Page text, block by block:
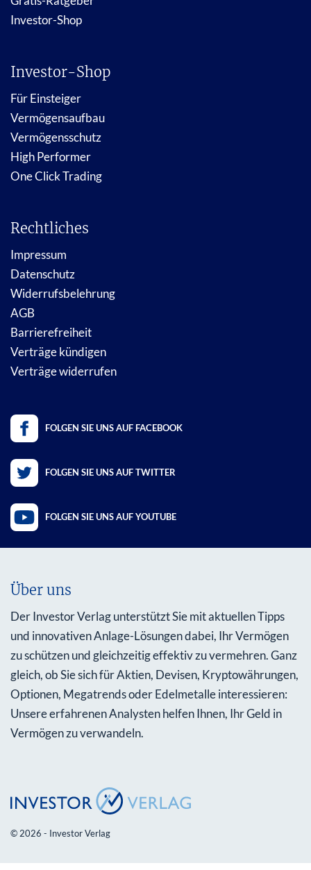
Investor-Shop
Investor-Shop
Für Einsteiger
Vermögensaufbau
Vermögensschutz
High Performer
One Click Trading
Rechtliches
Impressum
Datenschutz
Widerrufsbelehrung
AGB
Barrierefreiheit
Verträge kündigen
Verträge widerrufen
FOLGEN SIE UNS AUF FACEBOOK
FOLGEN SIE UNS AUF TWITTER
FOLGEN SIE UNS AUF YOUTUBE
Über uns
Der Investor Verlag unterstützt Sie mit aktuellen Tipps
und innovativen Anlage-Lösungen dabei, Ihr Vermögen
zu schützen und gleichzeitig effektiv zu vermehren. Ganz
gleich, ob Sie sich für Aktien, Devisen, Kryptowährungen,
Optionen, Megatrends oder Edelmetalle interessieren:
Unsere erfahrenen Analysten helfen Ihnen, Ihr Geld in
Vermögen zu verwandeln.
© 2026 - Investor Verlag